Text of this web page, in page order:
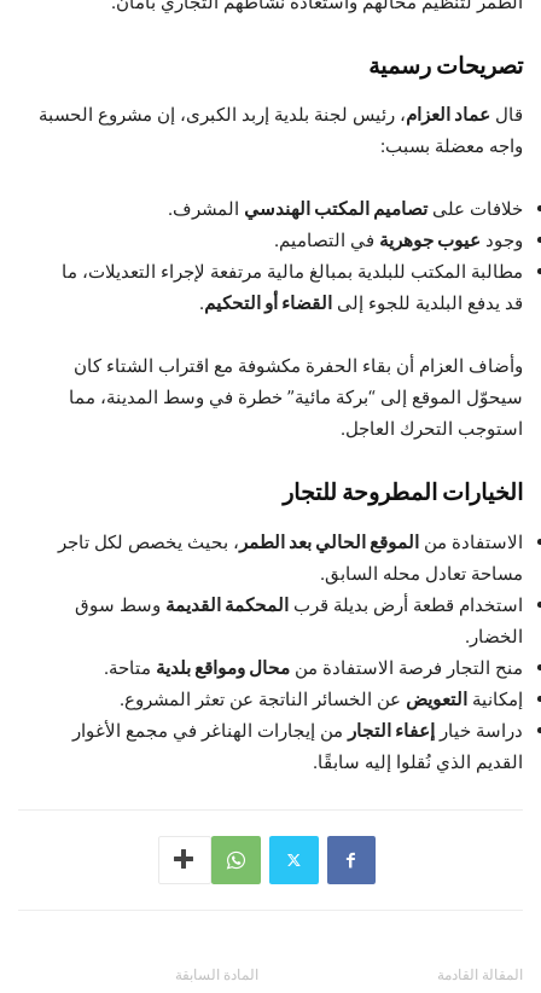
تصريحات رسمية
قال عماد العزام، رئيس لجنة بلدية إربد الكبرى، إن مشروع الحسبة
واجه معضلة بسبب:
خلافات علىتصاميم المكتب الهندسي المشرف.
وجود عيوب جوهرية في التصاميم.
مطالبة المكتب للبلدية بمبالغ مالية مرتفعة لإجراء التعديلات، ما
قد يدفع البلدية للجوء إلى القضاء أو التحكيم.
وأضاف العزام أن بقاء الحفرة مكشوفة مع اقتراب الشتاء كان
سيحوّل الموقع إلى “بركة مائية” خطرة في وسط المدينة، مما
استوجب التحرك العاجل.
الخيارات المطروحة للتجار
الاستفادة من الموقع الحالي بعد الطمر ، بحيث يخصص لكل تاجر
مساحة تعادل محله السابق.
استخدام قطعة أرض بديلة قرب المحكمة القديمة وسط سوق
الخضار.
منح التجار فرصة الاستفادة من محال ومواقع بلدية متاحة.
إمكانية التعويض عن الخسائر الناتجة عن تعثر المشروع.
دراسة خيار إعفاء التجار من إيجارات الهناغر في مجمع الأغوار
القديم الذي نُقلوا إليه سابقًا.
المادة السابقة المقالة القادمة